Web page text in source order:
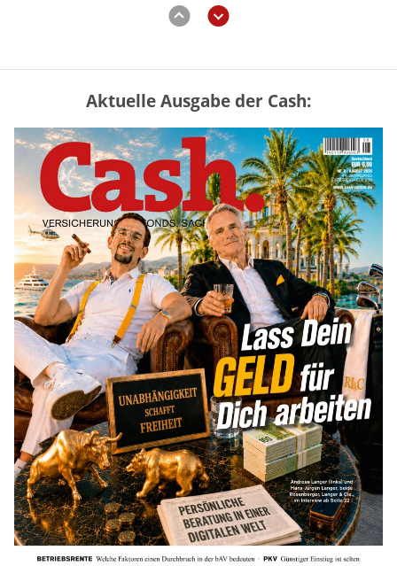
WEITERE ARTIKEL
zurückweiter
Mütterrente III Tabelle: So viel Renten-
Nachzahlung ist pro Kind möglich
mehr
„Jung kauft Alt“ 2026: Neue Förderung im
Überblick – Tabelle mit Kreditbeträgen
und Einkommensgrenzen
mehr
Bitcoin im Wartemodus: Fed und CLARITY
Act geben die Richtung vor
mehr
Aktuelle Ausgabe der Cash: